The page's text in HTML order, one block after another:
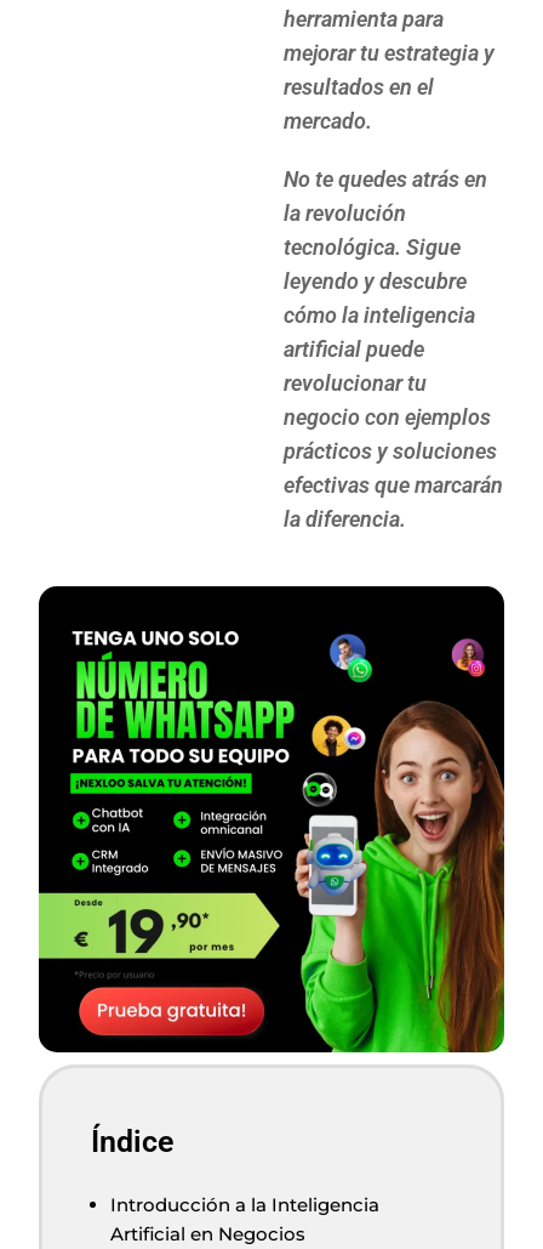
herramienta para
mejorar tu estrategia y
resultados en el
mercado.
No te quedes atrás en
la revolución
tecnológica. Sigue
leyendo y descubre
cómo la inteligencia
artificial puede
revolucionar tu
negocio con ejemplos
prácticos y soluciones
efectivas que marcarán
la diferencia.
Índice
Introducción a la Inteligencia
Artificial en Negocios